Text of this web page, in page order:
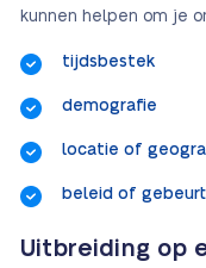
kunnen helpen om je
tijdsbestek
demografie
locatie of
beleid of
Uitbreiding op